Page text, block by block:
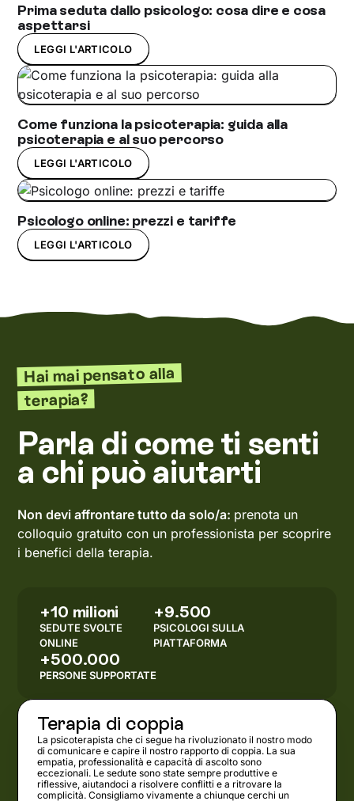
Prima seduta dallo psicologo: cosa dire e cosa
aspettarsi
LEGGI L'ARTICOLO
Come funziona la psicoterapia: guida alla
psicoterapia e al suo percorso
LEGGI L'ARTICOLO
Psicologo online: prezzi e tariffe
LEGGI L'ARTICOLO
Hai mai pensato alla
terapia?
Parla di come ti senti
a chi può aiutarti
Non devi affrontare tutto da solo/a: prenota un
colloquio gratuito con un professionista per scoprire
i benefici della terapia.
+10 milioni
SEDUTE SVOLTE
ONLINE
+9.500
PSICOLOGI SULLA
PIATTAFORMA
+500.000
PERSONE SUPPORTATE
Terapia di coppia
La psicoterapista che ci segue ha rivoluzionato il nostro modo
di comunicare e capire il nostro rapporto di coppia. La sua
empatia, professionalità e capacità di ascolto sono
eccezionali. Le sedute sono state sempre produttive e
riflessive, aiutandoci a risolvere conflitti e a ritrovare la
complicità. Consigliamo vivamente a chiunque cerchi un